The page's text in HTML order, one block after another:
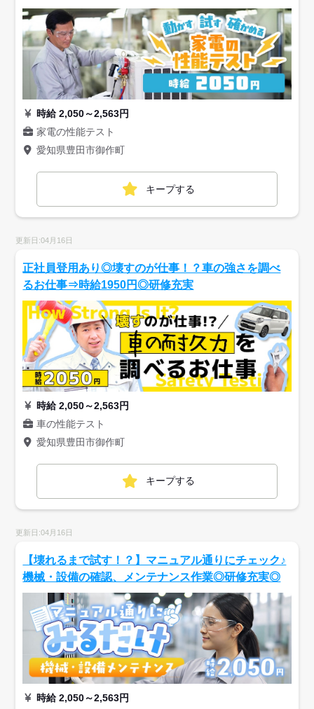
時給 2,050～2,563円
家電の性能テスト
愛知県豊田市御作町
キープする
更新日:04月16日
正社員登用あり◎壊すのが仕事！？車の強さを調べ
るお仕事⇒時給1950円◎研修充実
時給 2,050～2,563円
車の性能テスト
愛知県豊田市御作町
キープする
更新日:04月16日
【壊れるまで試す！？】マニュアル通りにチェック♪
機械・設備の確認、メンテナンス作業◎研修充実◎
時給 2,050～2,563円